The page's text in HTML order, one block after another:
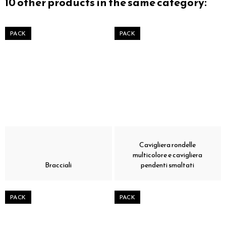
PACK
Bracciali
PACK
Cavigliera rondelle
multicolore e cavigliera
pendenti smaltati
PACK PACK